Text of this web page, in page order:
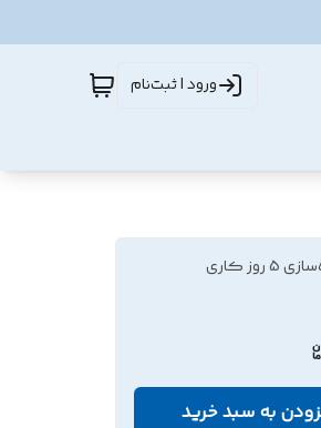
ورود | ثبت‌نام
5روز کاری
به سبد خرید